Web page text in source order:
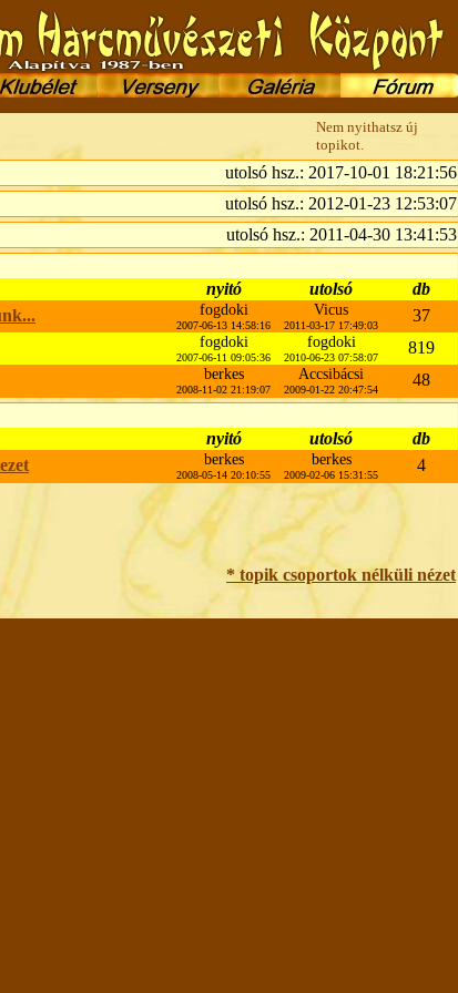
Nem nyithatsz új
topikot.
utolsó hsz.: 2017-10-01 18:21:56
utolsó hsz.: 2012-01-23 12:53:07
utolsó hsz.: 2011-04-30 13:41:53
nyitó utolsó
db
fogdoki
2007-06-13 14:58:16
Vicus
2011-03-17 17:49:03
37
fogdoki
2007-06-11 09:05:36
fogdoki
2010-06-23 07:58:07
819
berkes
2008-11-02 21:19:07
Accsibácsi
2009-01-22 20:47:54
48
nyitó utolsó
db
berkes
2008-05-14 20:10:55
berkes
2009-02-06 15:31:55
4
* topik csoportok nélküli nézet